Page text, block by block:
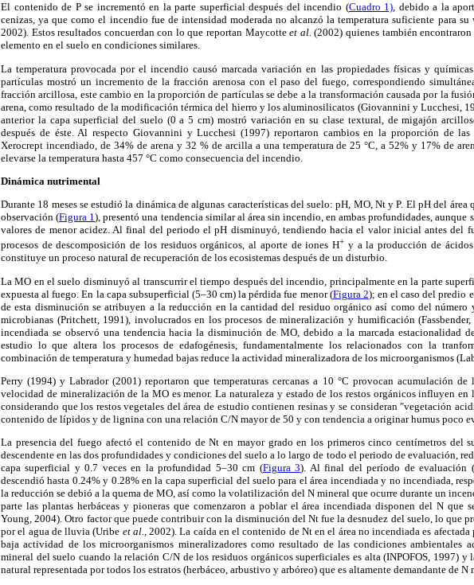
El contenido de P se incrementó en la parte superficial después del incendio (Cuadro 1), debido a la
cenizas, ya que como el incendio fue de intensidad moderada no alcanzó la temperatura suficiente para
2002). Estos resultados concuerdan con lo que reportan Maycotteet al. (2002) quienes también
elemento en el suelo en condiciones similares.
La temperatura provocada por el incendio causó marcada variación en las propiedades físicas y
partículas mostró un incremento de la fracción arenosa con el paso del fuego, correspondiendo
fracción arcillosa, este cambio en la proporción de partículas se debe a la transformación causada por la
arena, como resultado de la modificación térmica del hierro y los aluminosilicatos (Giovannini y Lucchesi,
anterior la capa superficial del suelo (0 a 5 cm) mostró variación en su clase textural, de migajón
después de éste. Al respecto Giovannini y Lucchesi (1997) reportaron cambios en la proporción de
Xerocrept incendiado, de 34% de arena y 32 % de arcilla a una temperatura de 25 °C, a 52% y 17% de
elevarse la temperatura hasta 457 °C como consecuencia del incendio.
Dinámica nutrimental
Durante 18 meses se estudió la dinámica de algunas características del suelo: pH, MO, Nt y P. El pH del área
observación (Figura 1), presentó una tendencia similar al área sin incendio, en ambas profundidades, aunque
valores de menor acidez. Al final del periodo el pH disminuyó, tendiendo hacia el valor inicial antes del
procesos de descomposición de los residuos orgánicos, al aporte de iones H+ y a la producción de
constituye un proceso natural de recuperación de los ecosistemas después de un disturbio.
La MO en el suelo disminuyó al transcurrir el tiempo después del incendio, principalmente en la parte
expuesta al fuego. En la capa subsuperficial (5–30 cm) la pérdida fue menor (Figura 2); en el caso del predio
de esta disminución se atribuyen a la reducción en la cantidad del residuo orgánico así como del
microbianas (Pritchett, 1991), involucrados en los procesos de mineralización y humificación
incendiada se observó una tendencia hacia la disminución de MO, debido a la marcada estacionalidad
estudio lo que altera los procesos de edafogénesis, fundamentalmente los relacionados con la
combinación de temperatura y humedad bajas reduce la actividad mineralizadora de los microorganismos
Perry (1994) y Labrador (2001) reportaron que temperaturas cercanas a 10 °C provocan acumulación de
velocidad de mineralización de la MO es menor. La naturaleza y estado de los restos orgánicos influyen en
considerando que los restos vegetales del área de estudio contienen resinas y se consideran "vegetación
contenido de lípidos y de lignina con una relación C/N mayor de 50 y con tendencia a originar humus poco
La presencia del fuego afectó el contenido de Nt en mayor grado en los primeros cinco centímetros del
descendente en las dos profundidades y condiciones del suelo a lo largo de todo el periodo de evaluación,
capa superficial y 0.7 veces en la profundidad 5–30 cm (Figura 3). Al final del período de evaluación
descendió hasta 0.24% y 0.28% en la capa superficial del suelo para el área incendiada y no incendiada,
la reducción se debió a la quema de MO, así como la volatilización del N mineral que ocurre durante un
parte las plantas herbáceas y pioneras que comenzaron a poblar el área incendiada disponen del N que
Young, 2004). Otro factor que puede contribuir con la disminución del Nt fue la desnudez del suelo, lo que
por el agua de lluvia (Uribe et al., 2002). La caída en el contenido de Nt en el área no incendiada es
baja actividad de los microorganismos mineralizadores como resultado de las condiciones ambientales
mineral del suelo cuando la relación C/N de los residuos orgánicos superficiales es alta (INPOFOS, 1997) y
natural representada por todos los estratos (herbáceo, arbustivo y arbóreo) que es altamente demandante de N